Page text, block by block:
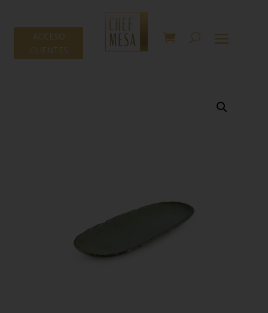
ACCESO
CLIENTES